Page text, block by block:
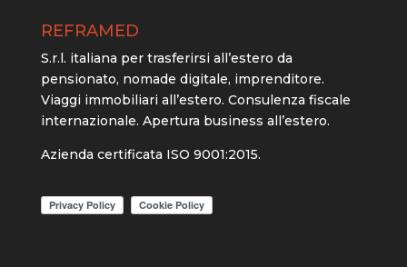
REFRAMED
S.r.l. italiana per trasferirsi all’estero da
pensionato, nomade digitale, imprenditore.
Viaggi immobiliari all’estero. Consulenza fiscale
internazionale. Apertura business all’estero.
Azienda certificata ISO 9001:2015.